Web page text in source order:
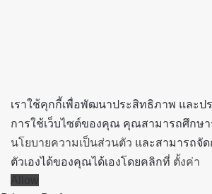
เราใช้คุกกี้เพื่อพัฒนาประสิทธิภาพ และ
การใช้เว็บไซต์ของคุณ คุณสามารถศึกษา
นโยบายความเป็นส่วนตัว และสามารถจั
ตัวเองได้ของคุณได้เองโดยคลิกที่ ตั้งค่า
Allow